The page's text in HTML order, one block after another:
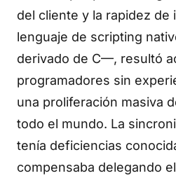
del cliente y la rapidez de
lenguaje de scripting
derivado de C—, resultó
programadores sin
una proliferación masiva
todo el mundo. La
tenía deficiencias
compensaba delegando